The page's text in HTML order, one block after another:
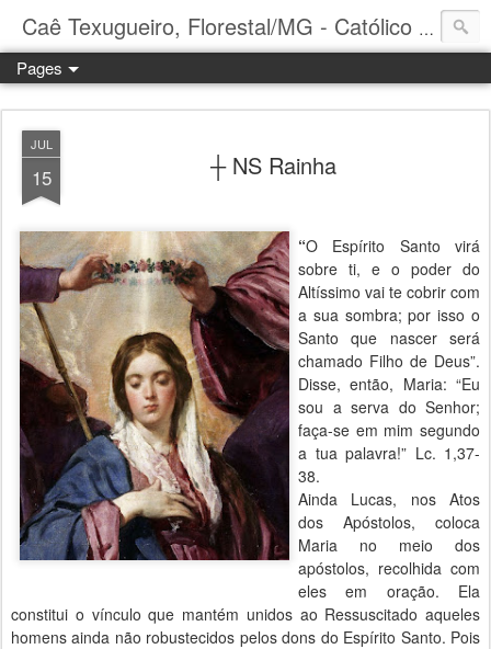
Caê Texugueiro, Florestal/MG - Católico Praticante
Pages
JUL
15 ┼ NS Rainha
“O Espírito Santo virá
sobre ti, e o poder do
Altíssimo vai te cobrir com
a sua sombra; por isso o
Santo que nascer será
chamado Filho de Deus”.
Disse, então, Maria: “Eu
sou a serva do Senhor;
faça-se em mim segundo
a tua palavra!” Lc. 1,37-
38.
Ainda Lucas, nos Atos
dos Apóstolos, coloca
Maria no meio dos
apóstolos, recolhida com
eles em oração. Ela
constitui o vínculo que mantém unidos ao Ressuscitado aqueles
homens ainda não robustecidos pelos dons do Espírito Santo. Pois